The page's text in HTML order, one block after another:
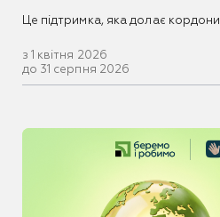
Це підтримка, яка долає кордони
з 1 квітня 2026
до 31 серпня 2026